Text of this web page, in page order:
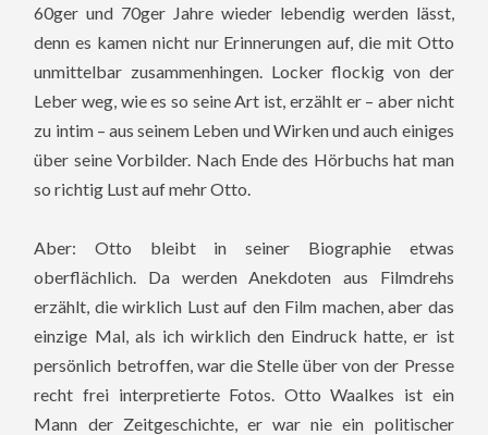
60ger und 70ger Jahre wieder lebendig werden lässt,
denn es kamen nicht nur Erinnerungen auf, die mit Otto
unmittelbar zusammenhingen. Locker flockig von der
Leber weg, wie es so seine Art ist, erzählt er – aber nicht
zu intim – aus seinem Leben und Wirken und auch einiges
über seine Vorbilder. Nach Ende des Hörbuchs hat man
so richtig Lust auf mehr Otto.
Aber: Otto bleibt in seiner Biographie etwas
oberflächlich. Da werden Anekdoten aus Filmdrehs
erzählt, die wirklich Lust auf den Film machen, aber das
einzige Mal, als ich wirklich den Eindruck hatte, er ist
persönlich betroffen, war die Stelle über von der Presse
recht frei interpretierte Fotos. Otto Waalkes ist ein
Mann der Zeitgeschichte, er war nie ein politischer